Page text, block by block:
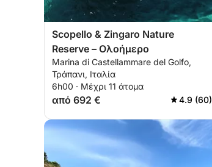
Scopello & Zingaro Nature
Reserve – Ολοήμερο
Marina di Castellammare del Golfo,
Τράπανι, Ιταλία
6h00 · Μέχρι 11 άτομα
από 692 € 4.9 (60)